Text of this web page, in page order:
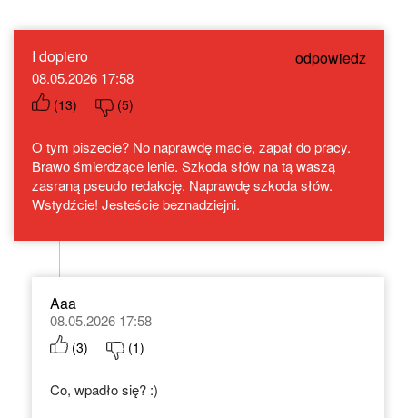
I dopiero odpowiedz
08.05.2026 17:58
(13) (5)
O tym piszecie? No naprawdę macie, zapał do pracy.
Brawo śmierdzące lenie. Szkoda słów na tą waszą
zasraną pseudo redakcję. Naprawdę szkoda słów.
Wstydźcie! Jesteście beznadziejni.
Aaa
08.05.2026 17:58
(3) (1)
Co, wpadło się? :)